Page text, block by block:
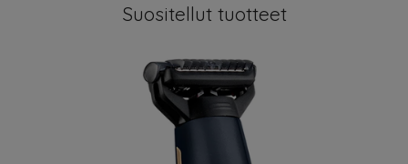
Suositellut tuotteet